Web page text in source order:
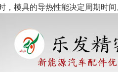
，模具的导热性能决定周期时